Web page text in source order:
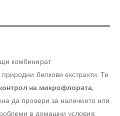
комбинират
билкови екстракти. Те
на микрофлората,
да провери за наличието или
в домашни условия